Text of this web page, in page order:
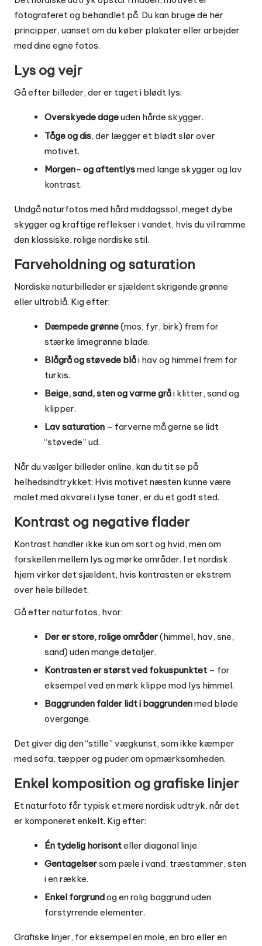
fotograferet og behandlet på. Du kan bruge de her
principper, uanset om du køber plakater eller arbejder
med dine egne fotos.
Lys og vejr
Gå efter billeder, der er taget i blødt lys:
Overskyede dageuden hårde skygger.
Tåge og dis, der lægger et blødt slør over
motivet.
Morgen- og aftentlysmed lange skygger og lav
kontrast.
Undgå naturfotos med hård middagssol, meget dybe
skygger og kraftige reflekser i vandet, hvis du vil ramme
den klassiske, rolige nordiske stil.
Farveholdning og saturation
Nordiske naturbilleder er sjældent skrigende grønne
eller ultrablå. Kig efter:
Dæmpede grønne(mos, fyr, birk) frem for
stærke limegrønne blade.
Blågrå og støvede blåi hav og himmel frem for
turkis.
Beige, sand, sten og varme gråi klitter, sand og
klipper.
Lav saturation – farverne må gerne se lidt
“støvede” ud.
Når du vælger billeder online, kan du tit se på
helhedsindtrykket: Hvis motivet næsten kunne være
malet med akvarel i lyse toner, er du et godt sted.
Kontrast og negative flader
Kontrast handler ikke kun om sort og hvid, men om
forskellen mellem lys og mørke områder. I et nordisk
hjem virker det sjældent, hvis kontrasten er ekstrem
over hele billedet.
Gå efter naturfotos, hvor:
Der er store, rolige områder(himmel, hav, sne,
sand) uden mange detaljer.
Kontrasten er størst ved fokuspunktet – for
eksempel ved en mørk klippe mod lys himmel.
Baggrunden falder lidt i baggrundenmed bløde
overgange.
Det giver dig den “stille” vægkunst, som ikke kæmper
med sofa, tæpper og puder om opmærksomheden.
Enkel komposition og grafiske linjer
Et naturfoto får typisk et mere nordisk udtryk, når det
er komponeret enkelt. Kig efter:
Én tydelig horisonteller diagonal linje.
Gentagelsersom pæle i vand, træstammer, sten
i en række.
Enkel forgrundog en rolig baggrund uden
forstyrrende elementer.
Grafiske linjer, for eksempel en mole, en bro eller en